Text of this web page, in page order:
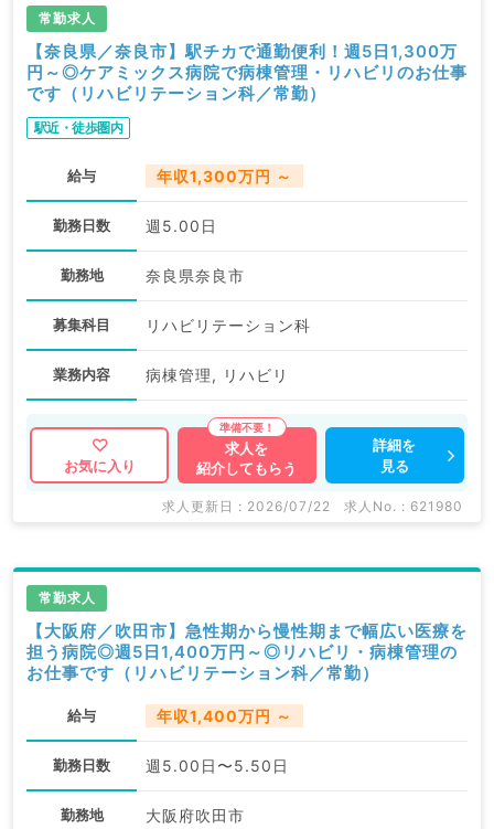
常勤求人
【奈良県／奈良市】駅チカで通勤便利！週5日1,300万
円～◎ケアミックス病院で病棟管理・リハビリのお仕事
です（リハビリテーション科／常勤）
駅近・徒歩圏内
給与 年収1,300万円 ～
勤務日数 週5.00日
勤務地 奈良県奈良市
募集科目 リハビリテーション科
業務内容 病棟管理, リハビリ
お気に入り
求人を
紹介してもらう
詳細を
見る
求人更新日 : 2026/07/22 求人No. : 621980
常勤求人
【大阪府／吹田市】急性期から慢性期まで幅広い医療を
担う病院◎週5日1,400万円～◎リハビリ・病棟管理の
お仕事です（リハビリテーション科／常勤）
給与 年収1,400万円 ～
勤務日数 週5.00日〜5.50日
勤務地 大阪府吹田市